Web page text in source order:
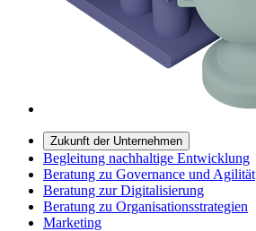
Zukunft der Unternehmen
Begleitung nachhaltige Entwicklung
Beratung zu Governance und Agilität
Beratung zur Digitalisierung
Beratung zu Organisationsstrategien
Marketing